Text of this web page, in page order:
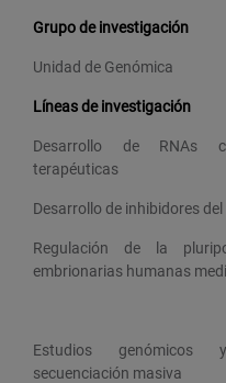
Grupo de investigación
Unidad de Genómica
Líneas de investigación
Desarrollo de RNAs
terapéuticas
Desarrollo de inhibidores del
Regulación de la
embrionarias humanas
Estudios genómicos
secuenciación masiva